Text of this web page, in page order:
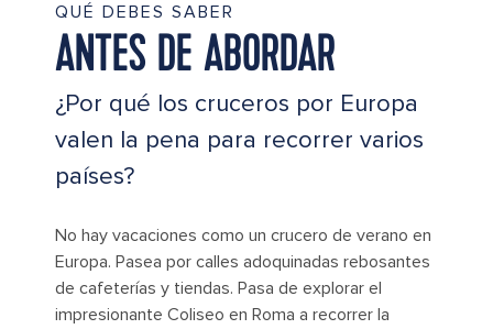
QUÉ DEBES SABER
ANTES DE ABORDAR
¿Por qué los cruceros por Europa
valen la pena para recorrer varios
países?
No hay vacaciones como un crucero de verano en
Europa. Pasea por calles adoquinadas rebosantes
de cafeterías y tiendas. Pasa de explorar el
impresionante Coliseo en Roma a recorrer la